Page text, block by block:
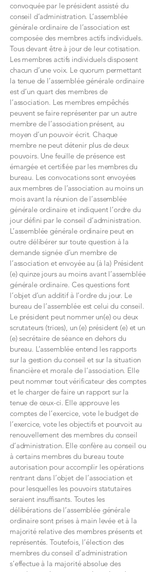
convoquée par le président assisté du
conseil d’administration. L’assemblée
générale ordinaire de l’association est
composée des membres actifs individuels.
Tous devant être à jour de leur cotisation.
Les membres actifs individuels disposent
chacun d’une voix. Le quorum permettant
la tenue de l’assemblée générale ordinaire
est d’un quart des membres de
l’association. Les membres empêchés
peuvent se faire représenter par un autre
membre de l’association présent, au
moyen d’un pouvoir écrit. Chaque
membre ne peut détenir plus de deux
pouvoirs. Une feuille de présence est
émargée et certifiée par les membres du
bureau. Les convocations sont envoyées
aux membres de l’association au moins un
mois avant la réunion de l’assemblée
générale ordinaire et indiquent l’ordre du
jour défini par le conseil d’administration.
L’assemblée générale ordinaire peut en
outre délibérer sur toute question à la
demande signée d’un membre de
l’association et envoyée au (à la) Président
(e) quinze jours au moins avant l’assemblée
générale ordinaire. Ces questions font
l’objet d’un additif à l’ordre du jour. Le
bureau de l’assemblée est celui du conseil.
Le président peut nommer un(e) ou deux
scrutateurs (trices), un (e) président (e) et un
(e) secrétaire de séance en dehors du
bureau. L’assemblée entend les rapports
sur la gestion du conseil et sur la situation
financière et morale de l’association. Elle
peut nommer tout vérificateur des comptes
et le charger de faire un rapport sur la
tenue de ceux-ci. Elle approuve les
comptes de l’exercice, vote le budget de
l’exercice, vote les objectifs et pourvoit au
renouvellement des membres du conseil
d’administration. Elle confère au conseil ou
à certains membres du bureau toute
autorisation pour accomplir les opérations
rentrant dans l’objet de l’association et
pour lesquelles les pouvoirs statutaires
seraient insuffisants. Toutes les
délibérations de l’assemblée générale
ordinaire sont prises à main levée et à la
majorité relative des membres présents et
représentés. Toutefois, l’élection des
membres du conseil d’administration
s’effectue à la majorité absolue des